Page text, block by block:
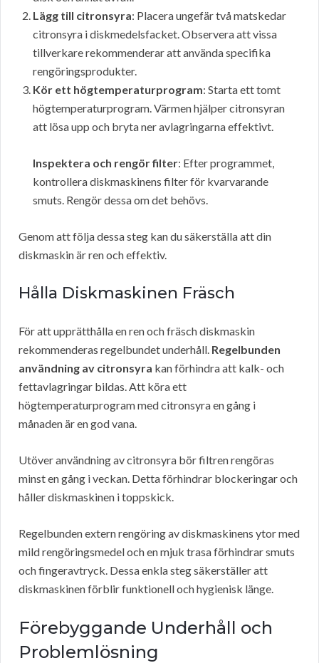
Lägg till citronsyra: Placera ungefär två matskedar
citronsyra i diskmedelsfacket. Observera att vissa
tillverkare rekommenderar att använda specifika
rengöringsprodukter.
Kör ett högtemperaturprogram: Starta ett tomt
högtemperaturprogram. Värmen hjälper citronsyran
att lösa upp och bryta ner avlagringarna effektivt.
Inspektera och rengör filter: Efter programmet,
kontrollera diskmaskinens filter för kvarvarande
smuts. Rengör dessa om det behövs.
Genom att följa dessa steg kan du säkerställa att din
diskmaskin är ren och effektiv.
Hålla Diskmaskinen Fräsch
För att upprätthålla en ren och fräsch diskmaskin
rekommenderas regelbundet underhåll. Regelbunden
användning av citronsyra kan förhindra att kalk- och
fettavlagringar bildas. Att köra ett
högtemperaturprogram med citronsyra en gång i
månaden är en god vana.
Utöver användning av citronsyra bör filtren rengöras
minst en gång i veckan. Detta förhindrar blockeringar och
håller diskmaskinen i toppskick.
Regelbunden extern rengöring av diskmaskinens ytor med
mild rengöringsmedel och en mjuk trasa förhindrar smuts
och fingeravtryck. Dessa enkla steg säkerställer att
diskmaskinen förblir funktionell och hygienisk länge.
Förebyggande Underhåll och
Problemlösning